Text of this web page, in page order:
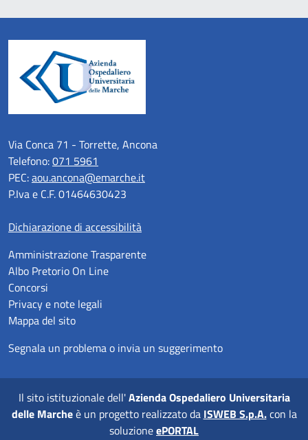
Via Conca 71 - Torrette, Ancona
Telefono:071 5961
PEC:aou.ancona@emarche.it
P.Iva e C.F. 01464630423
Dichiarazione di accessibilità
Amministrazione Trasparente
Albo Pretorio On Line
Concorsi
Privacy e note legali
Mappa del sito
Segnala un problema o invia un suggerimento
Il sito istituzionale dell'Azienda Ospedaliero Universitaria
delle Marcheè un progetto realizzato da ISWEB S.p.A.con la
soluzioneePORTAL